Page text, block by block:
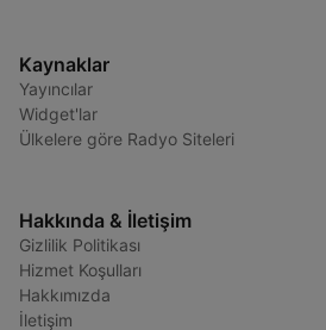
Kaynaklar
Yayıncılar
Widget'lar
Ülkelere göre Radyo Siteleri
Hakkında & İletişim
Gizlilik Politikası
Hizmet Koşulları
Hakkımızda
İletişim